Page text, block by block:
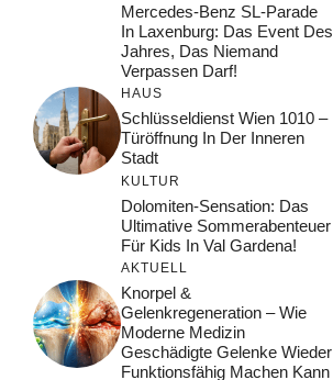
Mercedes-Benz SL-Parade
In Laxenburg: Das Event Des
Jahres, Das Niemand
Verpassen Darf!
HAUS
Schlüsseldienst Wien 1010 –
Türöffnung In Der Inneren
Stadt
KULTUR
Dolomiten-Sensation: Das
Ultimative Sommerabenteuer
Für Kids In Val Gardena!
AKTUELL
Knorpel &
Gelenkregeneration – Wie
Moderne Medizin
Geschädigte Gelenke Wieder
Funktionsfähig Machen Kann